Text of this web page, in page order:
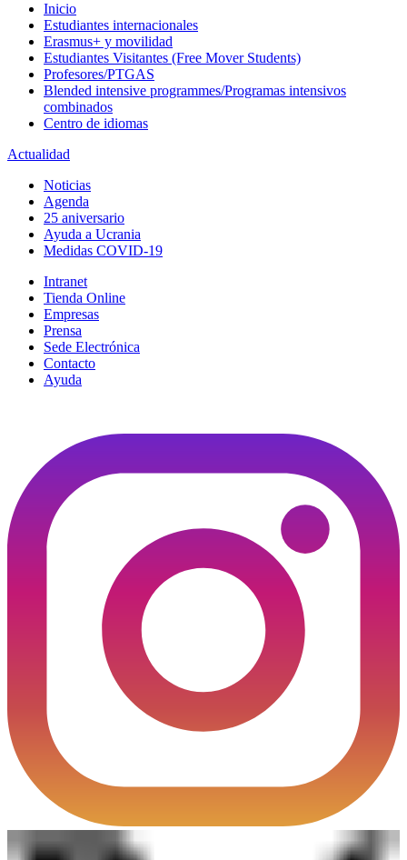
Inicio
Estudiantes internacionales
Erasmus+ y movilidad
Estudiantes Visitantes (Free Mover Students)
Profesores/PTGAS
Blended intensive programmes/Programas intensivos
combinados
Centro de idiomas
Actualidad
Noticias
Agenda
25 aniversario
Ayuda a Ucrania
Medidas COVID-19
Intranet
Tienda Online
Empresas
Prensa
Sede Electrónica
Contacto
Ayuda